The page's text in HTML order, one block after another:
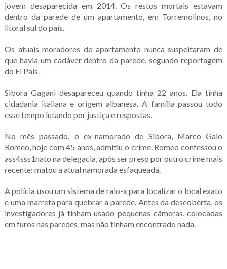
jovem desaparecida em 2014. Os restos mortais estavam
dentro da parede de um apartamento, em Torremolinos, no
litoral sul do país.
Os atuais moradores do apartamento nunca suspeitaram de
que havia um cadáver dentro da parede, segundo reportagem
do El Pais.
Sibora Gagani desapareceu quando tinha 22 anos. Ela tinha
cidadania italiana e origem albanesa. A família passou todo
esse tempo lutando por justiça e respostas.
No mês passado, o ex-namorado de Sibora, Marco Gaio
Romeo, hoje com 45 anos, admitiu o crime. Romeo confessou o
ass4sss1nato na delegacia, após ser preso por outro crime mais
recente: matou a atual namorada esfaqueada.
A polícia usou um sistema de raio-x para localizar o local exato
e uma marreta para quebrar a parede. Antes da descoberta, os
investigadores já tinham usado pequenas câmeras, colocadas
em furos nas paredes, mas não tinham encontrado nada.